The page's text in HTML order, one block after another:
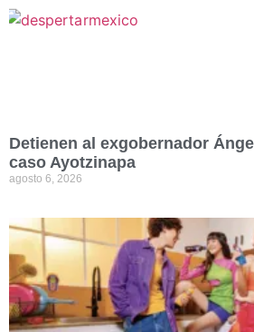
Detienen al exgobernador
caso Ayotzinapa
agosto 6, 2026